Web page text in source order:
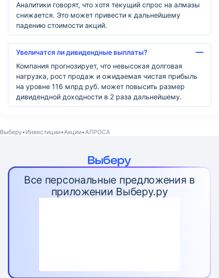
Аналитики говорят, что хотя текущий спрос на алмазы
снижается. Это может привести к дальнейшему
падению стоимости акций.
Увеличатся ли дивидендные выплаты?
Компания прогнозирует, что невысокая долговая
нагрузка, рост продаж и ожидаемая чистая прибыль
на уровне 116 млрд руб. может повысить размер
дивидендной доходности в 2 раза дальнейшему.
Выберу Инвестиции Акции АЛРОСА
Все персональные предложения в
приложении Выберу.ру